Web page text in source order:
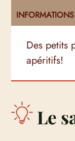
INFORMATIONS
Des petits
apéritifs!
Le